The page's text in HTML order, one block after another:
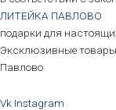
ЛИТЕЙКА ПАВЛОВО
подарки для
Эксклюзивные товары
Павлово
Vk Instagram